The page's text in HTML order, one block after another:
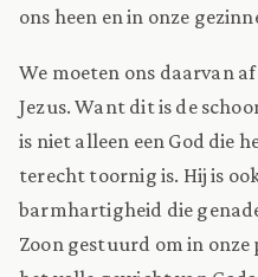
ons heen en in onze
We moeten ons daarvan
Jezus. Want dit is de
is niet alleen een God die
terecht toornig is. Hij is
barmhartigheid die
Zoon gestuurd om in